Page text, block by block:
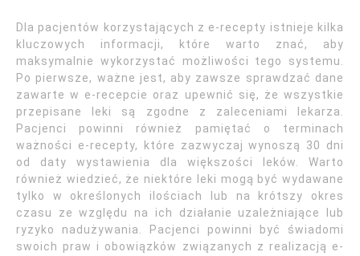
Dla pacjentów korzystających z e-recepty istnieje kilka
kluczowych informacji, które warto znać, aby
maksymalnie wykorzystać możliwości tego systemu.
Po pierwsze, ważne jest, aby zawsze sprawdzać dane
zawarte w e-recepcie oraz upewnić się, że wszystkie
przepisane leki są zgodne z zaleceniami lekarza.
Pacjenci powinni również pamiętać o terminach
ważności e-recepty, które zazwyczaj wynoszą 30 dni
od daty wystawienia dla większości leków. Warto
również wiedzieć, że niektóre leki mogą być wydawane
tylko w określonych ilościach lub na krótszy okres
czasu ze względu na ich działanie uzależniające lub
ryzyko nadużywania. Pacjenci powinni być świadomi
swoich praw i obowiązków związanych z realizacją e-